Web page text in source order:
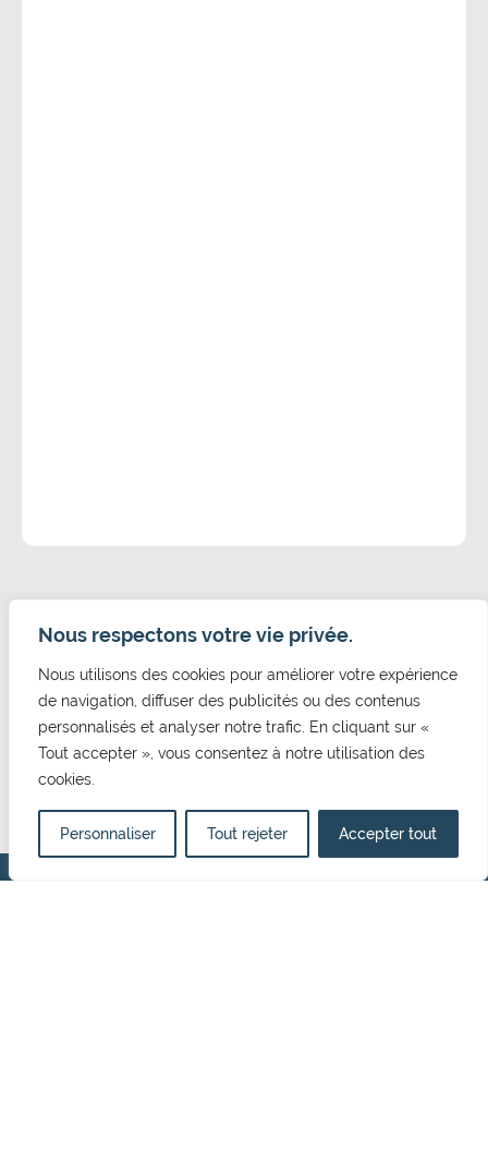
Nous respectons votre vie privée.
Nous utilisons des cookies pour améliorer votre expérience
de navigation, diffuser des publicités ou des contenus
personnalisés et analyser notre trafic. En cliquant sur «
Tout accepter », vous consentez à notre utilisation des
cookies.
Personnaliser Tout rejeter Accepter tout
CONTACT
Mairie de Cormelles Le Royal
20 rue de l'Eglise 14123, Cormelles Le Royal
02 31 52 12 29
mairie@cormellesleroyal.fr